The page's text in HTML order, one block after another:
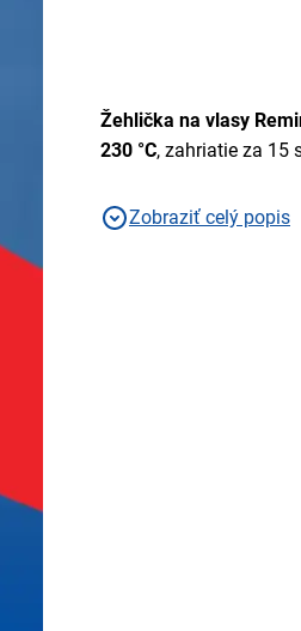
Žehlička na vlasy
230 °C, zahriatie za 15
Zobraziť celý popis